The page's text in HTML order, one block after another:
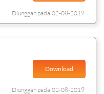
Diunggah pada:02-08-2019
Download
Diunggah pada:02-08-2019